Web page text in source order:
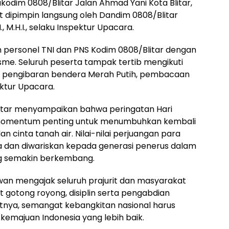
0808/Blitar Jalan Ahmad Yani Kota Blitar,
langsung oleh Dandim 0808/Blitar
M.H.I., selaku Inspektur Upacara.
TNI dan PNS Kodim 0808/Blitar dengan
Seluruh peserta tampak tertib mengikuti
bendera Merah Putih, pembacaan
Upacara.
menyampaikan bahwa peringatan Hari
penting untuk menumbuhkan kembali
cinta tanah air. Nilai-nilai perjuangan para
diwariskan kepada generasi penerus dalam
berkembang.
mengajak seluruh prajurit dan masyarakat
royong, disiplin serta pengabdian
semangat kebangkitan nasional harus
Indonesia yang lebih baik.